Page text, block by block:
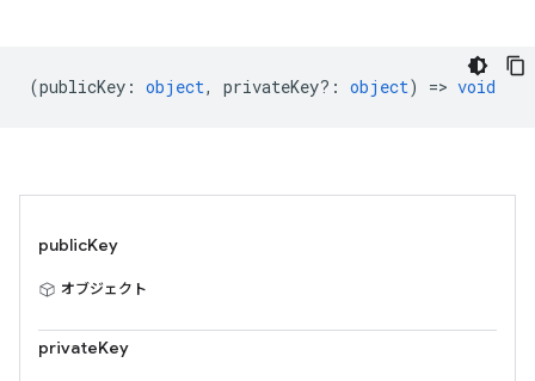
(publicKey : object, privateKey? : object) => void
publicKey
オブジェクト
privateKey